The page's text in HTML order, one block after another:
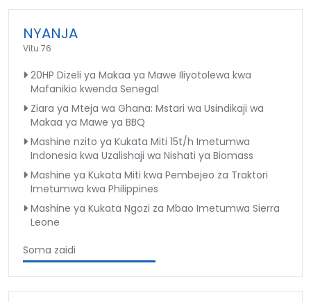
NYANJA
Vitu 76
20HP Dizeli ya Makaa ya Mawe Iliyotolewa kwa
Mafanikio kwenda Senegal
Ziara ya Mteja wa Ghana: Mstari wa Usindikaji wa
Makaa ya Mawe ya BBQ
Mashine nzito ya Kukata Miti 15t/h Imetumwa
Indonesia kwa Uzalishaji wa Nishati ya Biomass
Mashine ya Kukata Miti kwa Pembejeo za Traktori
Imetumwa kwa Philippines
Mashine ya Kukata Ngozi za Mbao Imetumwa Sierra
Leone
Soma zaidi